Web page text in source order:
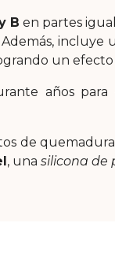
B en partes
incluye
un efecto
años para
de
, una silicona de